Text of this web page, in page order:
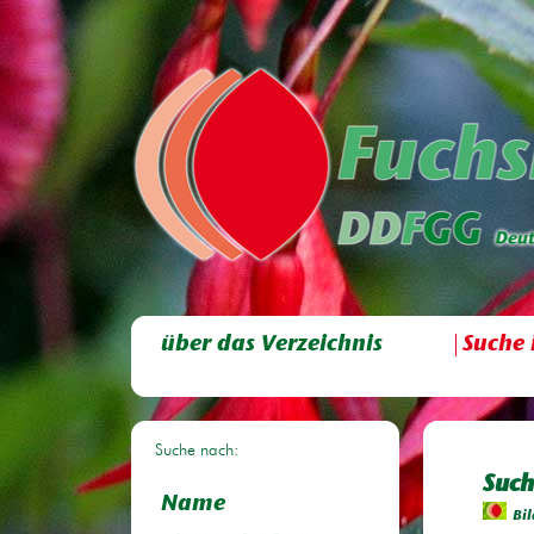
über das Verzeichnis Suche
Suche nach:
Name